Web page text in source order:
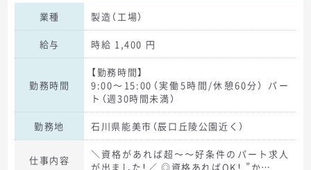
業種 製造（工場）
給与 時給 1,400 円
勤務時間
【勤務時間】
9:00～15:00（実働5時間/休憩60分） パー
ト（週30時間未満）
勤務地 石川県能美市（辰口丘陵公園近く）
仕事内容
＼資格があれば超～～好条件のパート求人
が出ました！／ ◎資格あればOK！ ”か…